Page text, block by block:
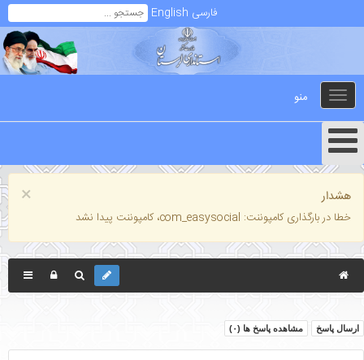
فارسی English
Toggle
navigation
منو
×
هشدار
خطا در بارگذاری کامپوننت: com_easysocial، کامپوننت پیدا نشد
ارسال پاسخ مشاهده پاسخ ها (۰)